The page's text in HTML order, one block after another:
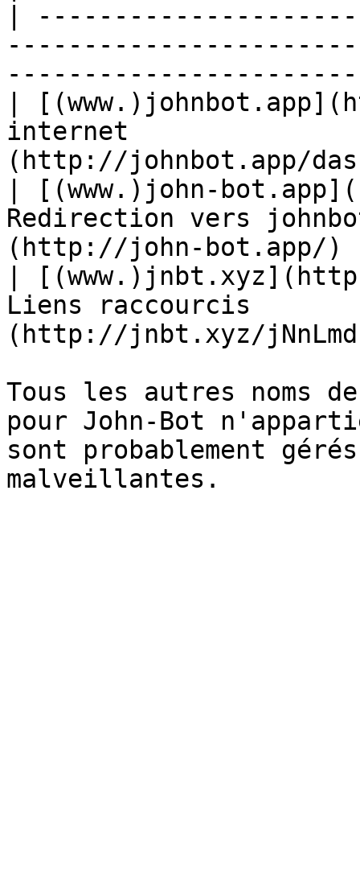
|
|
internet                |
(http://johnbot.app/
| [(www.)john-
Redirection vers
(http://john-
|
Liens raccourcis
(http://jnbt.xyz/
Tous les autres noms
pour John-Bot
sont probablement